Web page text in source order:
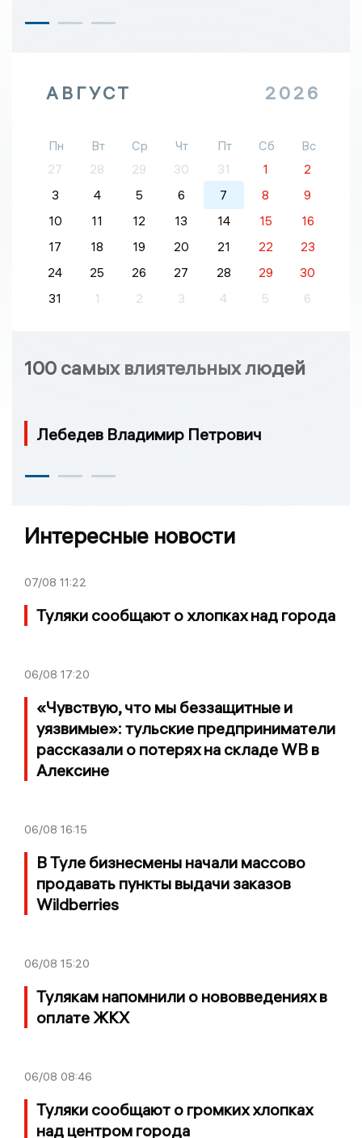
АВГУСТ 2026
Пн Вт Ср Чт Пт Сб
Вс
27
28 29 30 31 1
2
3
4 5 6 7 8
9
10
11 12 13 14 15
16
17
18 19 20 21 22
23
24
25 26 27 28 29
30
31
1 2 3 4 5 6
100 самых влиятельных людей
Лебедев Владимир Петрович
Интересные новости
07/08 11:22
Туляки сообщают о хлопках над города
06/08 17:20
«Чувствую, что мы беззащитные и
уязвимые»: тульские предприниматели
рассказали о потерях на складе WB в
Алексине
06/08 16:15
В Туле бизнесмены начали массово
продавать пункты выдачи заказов
Wildberries
06/08 15:20
Тулякам напомнили о нововведениях в
оплате ЖКХ
06/08 08:46
Туляки сообщают о громких хлопках
над центром города